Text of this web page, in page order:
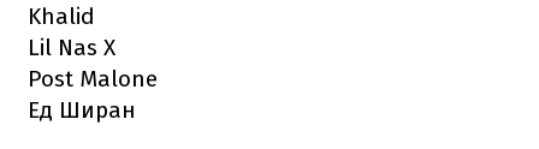
Khalid
Lil Nas X
Post Malone
Ед Ширан